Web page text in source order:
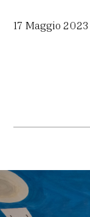
17 Maggio 2023